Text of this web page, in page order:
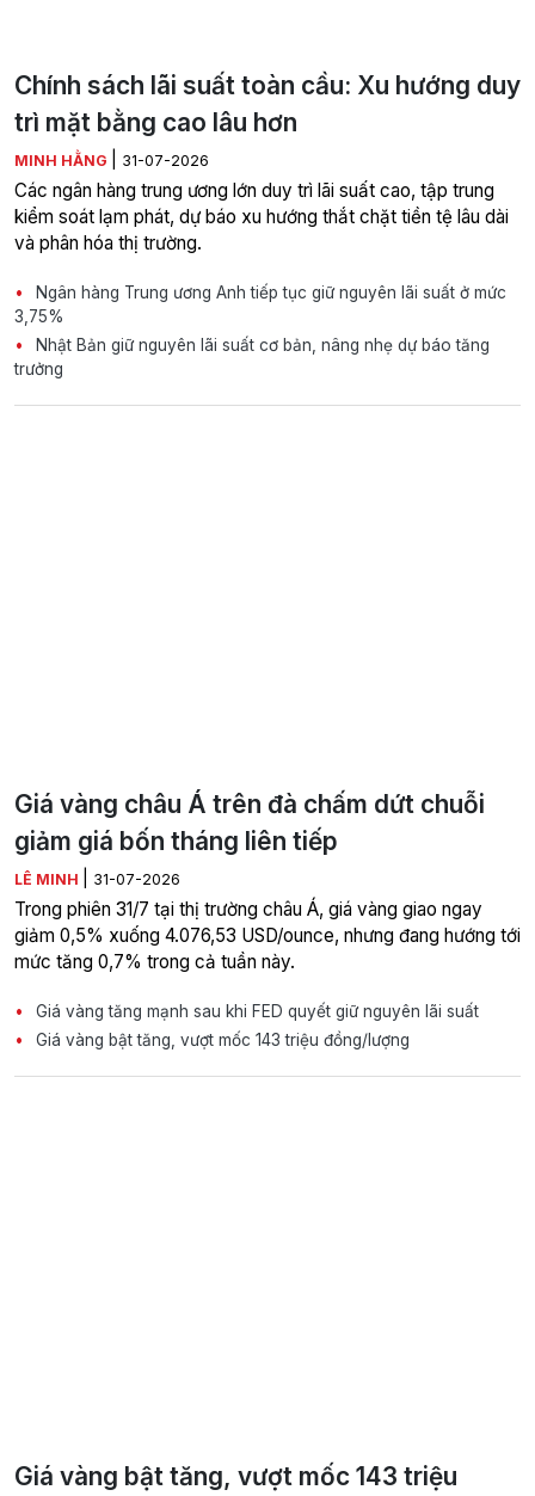
Chính sách lãi suất toàn cầu: Xu hướng duy
trì mặt bằng cao lâu hơn
MINH HẰNG 31-07-2026
Các ngân hàng trung ương lớn duy trì lãi suất cao, tập trung
kiểm soát lạm phát, dự báo xu hướng thắt chặt tiền tệ lâu dài
và phân hóa thị trường.
Ngân hàng Trung ương Anh tiếp tục giữ nguyên lãi suất ở mức
3,75%
Nhật Bản giữ nguyên lãi suất cơ bản, nâng nhẹ dự báo tăng
trưởng
Giá vàng châu Á trên đà chấm dứt chuỗi
giảm giá bốn tháng liên tiếp
LÊ MINH 31-07-2026
Trong phiên 31/7 tại thị trường châu Á, giá vàng giao ngay
giảm 0,5% xuống 4.076,53 USD/ounce, nhưng đang hướng tới
mức tăng 0,7% trong cả tuần này.
Giá vàng tăng mạnh sau khi FED quyết giữ nguyên lãi suất
Giá vàng bật tăng, vượt mốc 143 triệu đồng/lượng
Giá vàng bật tăng, vượt mốc 143 triệu